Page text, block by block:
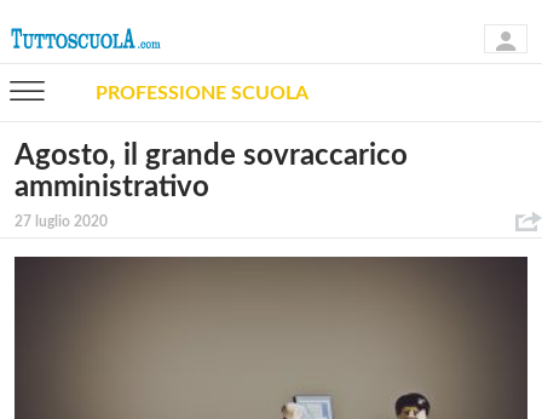
PROFESSIONE SCUOLA
Agosto, il grande sovraccarico
amministrativo
27 luglio 2020